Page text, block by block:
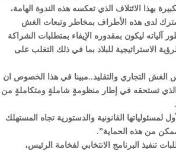
بهذا الائتلاف الذي تعكسه هذه الندوة الهامة،
لدى هذه الأطراف بمخاطر وتبعات الغش
آلياته ليكون بمقدوره الإيفاء بمتطلبات الشراكة
الاستراتيجية للبلاد بما في ذلك التغلب على
الغش التجاري والتقليد..مبينا في هذا الخصوص ان
تستحقه في إطار منظومةٍ شاملةٍ ومتكاملةٍ من
القانونية والدستورية تجاه المستهلك
من هذه الحماية”.
تنفيذ البرنامج الانتخابي لفخامة الرئيس،